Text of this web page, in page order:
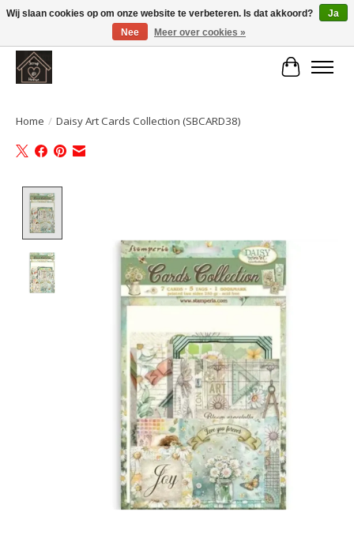
Large selection of products and fast shipping!
Home / Daisy Art Cards Collection (SBCARD38)
Wij slaan cookies op om onze website te verbeteren. Is dat akkoord?
Ja
Nee
Meer over cookies »